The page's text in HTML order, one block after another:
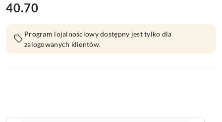
Cena:
40.70
Program lojalnościowy dostępny jest tylko dla
zalogowanych klientów.